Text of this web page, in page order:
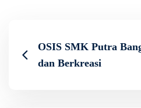
OSIS SMK Putra
dan Berkreasi